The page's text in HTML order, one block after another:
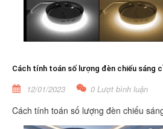
Cách tính toán số lượng đèn chiếu sáng
12/01/2023 0 Lượt bình luận
Cách tính toán số lượng đèn chiếu